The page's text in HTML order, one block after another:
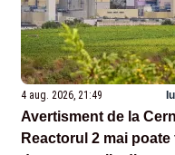
4 aug. 2026, 21:49
Avertisment de la
Reactorul 2 mai